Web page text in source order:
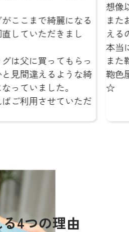
またお気に入りの鞄を綺麗な
えるのが本当にうれしいです！
本当にありがとうございまし
また鞄の修理をお願いする時
鞄色屋さんにお願いしようと
☆
4つの理由